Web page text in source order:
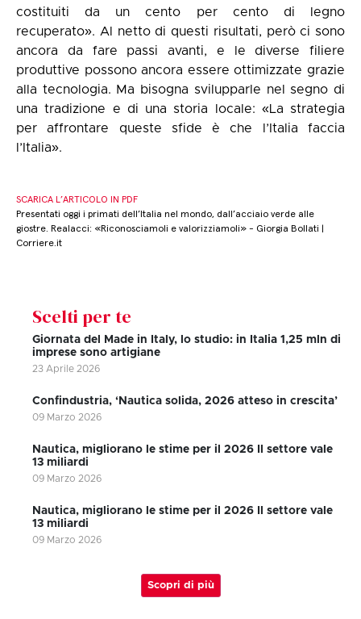
costituiti da un cento per cento di legno
recuperato». Al netto di questi risultati, però ci sono
ancora da fare passi avanti, e le diverse filiere
produttive possono ancora essere ottimizzate grazie
alla tecnologia. Ma bisogna svilupparle nel segno di
una tradizione e di una storia locale: «La strategia
per affrontare queste sfide è che l’Italia faccia
l’Italia».
SCARICA L’ARTICOLO IN PDF
Presentati oggi i primati dell’Italia nel mondo, dall’acciaio verde alle
giostre. Realacci: «Riconosciamoli e valorizziamoli» - Giorgia Bollati |
Corriere.it
Scelti per te
Giornata del Made in Italy, lo studio: in Italia 1,25 mln di
imprese sono artigiane
23 Aprile 2026
Confindustria, ‘Nautica solida, 2026 atteso in crescita’
09 Marzo 2026
Nautica, migliorano le stime per il 2026 Il settore vale
13 miliardi
09 Marzo 2026
Nautica, migliorano le stime per il 2026 Il settore vale
13 miliardi
09 Marzo 2026
Scopri di più